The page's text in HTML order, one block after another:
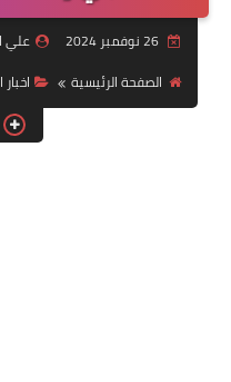
26 نوفمبر 2024
علي
الصفحة الرئيسية